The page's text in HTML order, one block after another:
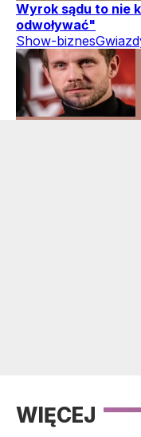
Wyrok sądu to nie
odwoływać"
Show-biznes
WIĘCEJ